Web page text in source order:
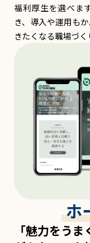
福利厚生を選べま
き、導入や運用も
きたくなる職場づく
ホ
「魅力をう